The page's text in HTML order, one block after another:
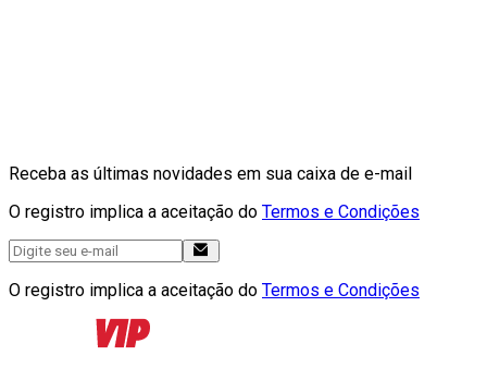
Receba as últimas novidades em sua caixa de e-mail
O registro implica a aceitação do Termos e Condições
O registro implica a aceitação do Termos e Condições